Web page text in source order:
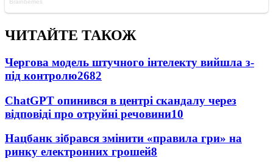
ЧИТАЙТЕ ТАКОЖ
Чергова модель штучного інтелекту вийшла з-
під контролю2682
ChatGPT опинився в центрі скандалу через
відповіді про отруйні речовини10
Нацбанк зібрався змінити «правила гри» на
ринку електронних грошей8